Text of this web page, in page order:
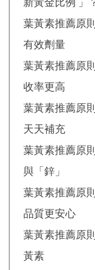
葉黃素推薦原
有效劑量
葉黃素推薦原
收率更高
葉黃素推薦原
天天補充
葉黃素推薦原
與「鋅」
葉黃素推薦原
品質更安心
葉黃素推薦原
黃素